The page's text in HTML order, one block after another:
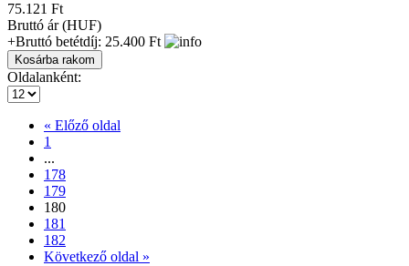
75.121 Ft
Bruttó ár (HUF)
+Bruttó betétdíj: 25.400 Ft
Oldalanként:
« Előző oldal
1
...
178
179
180
181
182
Következő oldal »